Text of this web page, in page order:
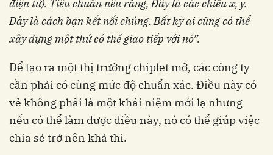
điện tử). Tiêuchuẩn nêu rằng, Đây là các chiều x, y.
Đây làcách bạn kết nối chúng. Bất kỳ ai cũng có thể
xây dựng một thứ có thể giao tiếp với nó”.
Để tạo ra một thị trường chiplet mở, các công ty
cần phải có cùng mức độ chuẩn xác. Điều này có
vẻ không phải là một khái niệm mới lạ nhưng
nếu có thể làm được điều này, nó có thể giúp việc
chia sẻ trở nên khả thi.